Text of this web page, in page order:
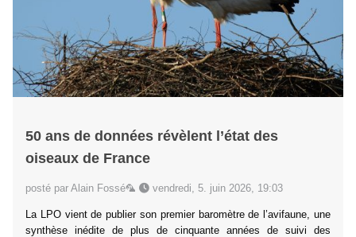
50 ans de données révèlent l’état des
oiseaux de France
posté par Alain Fossé🦜 vendredi, 5. juin 2026, 19:03
La LPO vient de publier son premier baromètre de l’avifaune, une
synthèse inédite de plus de cinquante années de suivi des